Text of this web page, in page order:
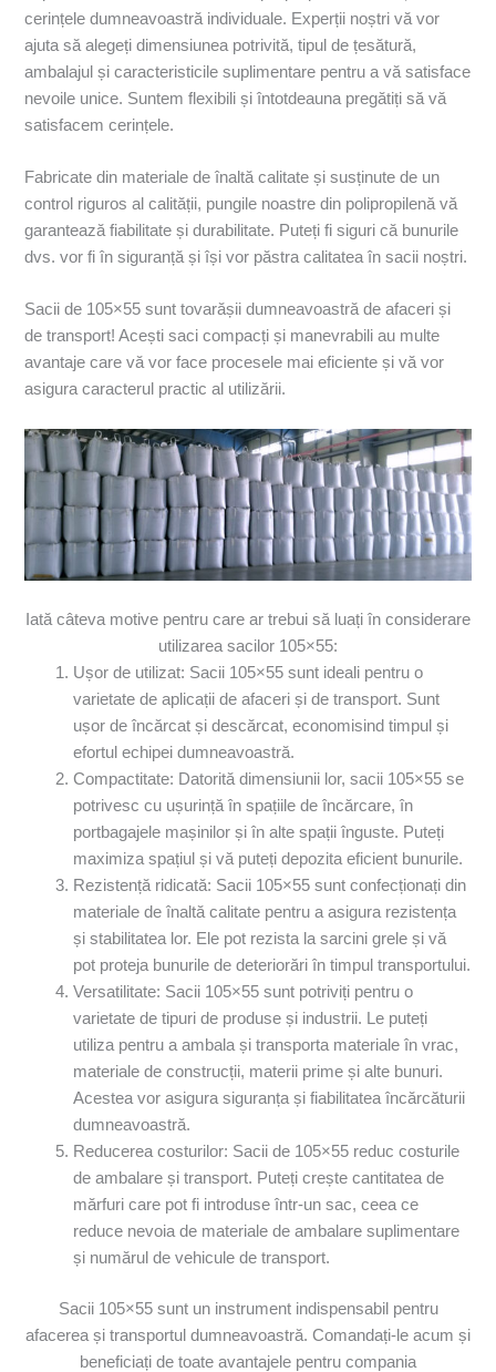
cerințele dumneavoastră individuale. Experții noștri vă vor
ajuta să alegeți dimensiunea potrivită, tipul de țesătură,
ambalajul și caracteristicile suplimentare pentru a vă satisface
nevoile unice. Suntem flexibili și întotdeauna pregătiți să vă
satisfacem cerințele.
Fabricate din materiale de înaltă calitate și susținute de un
control riguros al calității, pungile noastre din polipropilenă vă
garantează fiabilitate și durabilitate. Puteți fi siguri că bunurile
dvs. vor fi în siguranță și își vor păstra calitatea în sacii noștri.
Sacii de 105×55 sunt tovarășii dumneavoastră de afaceri și
de transport! Acești saci compacți și manevrabili au multe
avantaje care vă vor face procesele mai eficiente și vă vor
asigura caracterul practic al utilizării.
Iată câteva motive pentru care ar trebui să luați în considerare
utilizarea sacilor 105×55:
Ușor de utilizat: Sacii 105×55 sunt ideali pentru o
varietate de aplicații de afaceri și de transport. Sunt
ușor de încărcat și descărcat, economisind timpul și
efortul echipei dumneavoastră.
Compactitate: Datorită dimensiunii lor, sacii 105×55 se
potrivesc cu ușurință în spațiile de încărcare, în
portbagajele mașinilor și în alte spații înguste. Puteți
maximiza spațiul și vă puteți depozita eficient bunurile.
Rezistență ridicată: Sacii 105×55 sunt confecționați din
materiale de înaltă calitate pentru a asigura rezistența
și stabilitatea lor. Ele pot rezista la sarcini grele și vă
pot proteja bunurile de deteriorări în timpul transportului.
Versatilitate: Sacii 105×55 sunt potriviți pentru o
varietate de tipuri de produse și industrii. Le puteți
utiliza pentru a ambala și transporta materiale în vrac,
materiale de construcții, materii prime și alte bunuri.
Acestea vor asigura siguranța și fiabilitatea încărcăturii
dumneavoastră.
Reducerea costurilor: Sacii de 105×55 reduc costurile
de ambalare și transport. Puteți crește cantitatea de
mărfuri care pot fi introduse într-un sac, ceea ce
reduce nevoia de materiale de ambalare suplimentare
și numărul de vehicule de transport.
Sacii 105×55 sunt un instrument indispensabil pentru
afacerea și transportul dumneavoastră. Comandați-le acum și
beneficiați de toate avantajele pentru compania